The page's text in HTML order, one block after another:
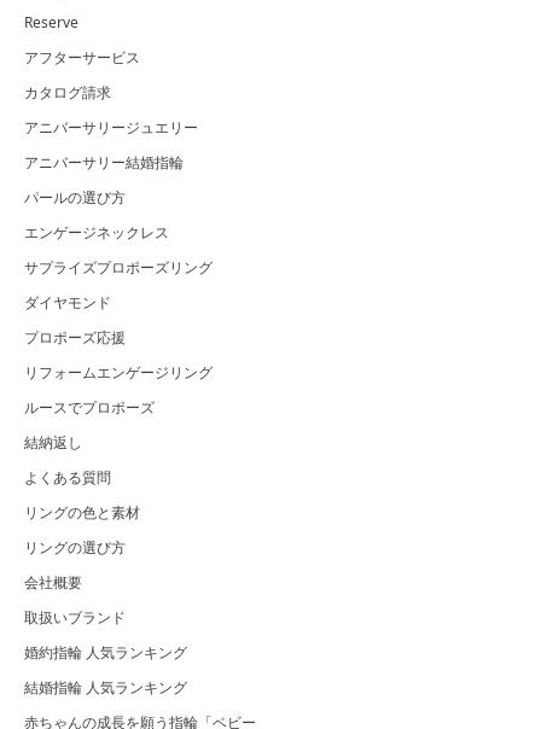
Reserve
アフターサービス
カタログ請求
アニバーサリージュエリー
アニバーサリー結婚指輪
パールの選び方
エンゲージネックレス
サプライズプロポーズリング
ダイヤモンド
プロポーズ応援
リフォームエンゲージリング
ルースでプロポーズ
結納返し
よくある質問
リングの色と素材
リングの選び方
会社概要
取扱いブランド
婚約指輪 人気ランキング
結婚指輪 人気ランキング
赤ちゃんの成長を願う指輪「ベビー